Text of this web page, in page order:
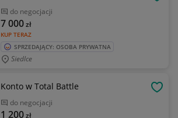
do negocjacji
KUP TERAZ
7 000zł
SPRZEDAJĄCY: OSOBA PRYWATNA
Siedlce
Konto w Total Battle
do negocjacji
1 200zł